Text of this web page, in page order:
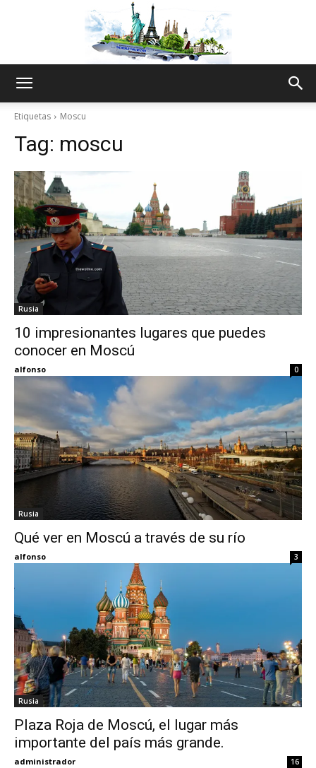
Thru
My
Etiquetas Moscu
Tag: moscu
Rusia
10 impresionantes lugares que puedes
conocer en Moscú
alfonso 0
Rusia
Qué ver en Moscú a través de su río
alfonso 3
Rusia
Plaza Roja de Moscú, el lugar más
importante del país más grande.
administrador 16